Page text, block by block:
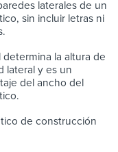
laterales de un
sin incluir letras ni
determina la altura de
lateral y es un
del ancho del
de construcción